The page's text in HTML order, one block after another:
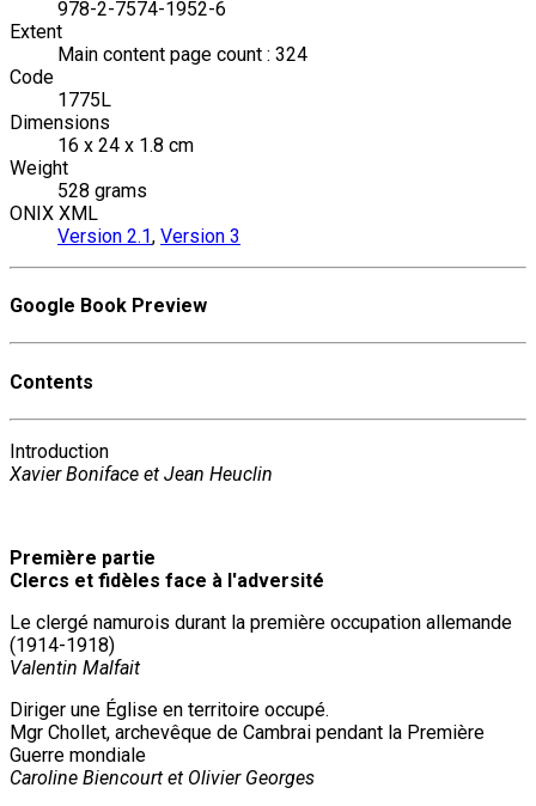
978-2-7574-1952-6
Extent
Main content page count : 324
Code
1775L
Dimensions
16 x 24 x 1.8 cm
Weight
528 grams
ONIX XML
Version 2.1, Version 3
Google Book Preview
Contents
Introduction
Xavier Boniface et Jean Heuclin
Première partie
Clercs et fidèles face à l'adversité
Le clergé namurois durant la première occupation allemande
(1914-1918)
Valentin Malfait
Diriger une Église en territoire occupé.
Mgr Chollet, archevêque de Cambrai pendant la Première
Guerre mondiale
Caroline Biencourt et Olivier Georges